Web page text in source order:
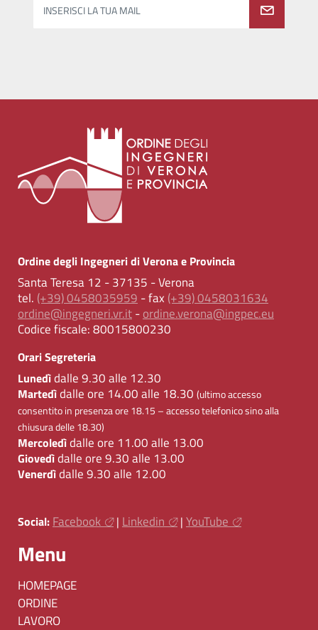
INSERISCI LA TUA MAIL
Ordine degli Ingegneri di Verona e Provincia
Santa Teresa 12 - 37135 - Verona
tel. (+39) 0458035959 - fax (+39) 0458031634
ordine@ingegneri.vr.it-ordine.verona@ingpec.eu
Codice fiscale:80015800230
Orari Segreteria
Lunedìdalle 9.30 alle 12.30
Martedìdalle ore 14.00 alle 18.30 (ultimo accesso
consentito in presenza ore 18.15 – accesso telefonico sino alla
chiusura delle 18.30)
Mercoledìdalle ore 11.00 alle 13.00
Giovedìdalle ore 9.30 alle 13.00
Venerdìdalle 9.30 alle 12.00
Social: Facebook | Linkedin | YouTube
Menu
HOMEPAGE
ORDINE
LAVORO